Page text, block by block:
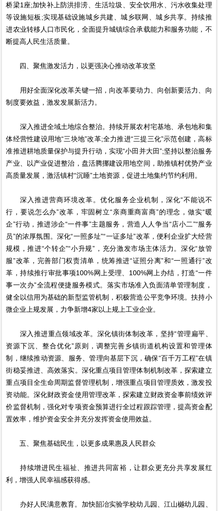
桥梁1座;加快补上防洪排涝、生活垃圾、安全饮用水、污水收集处理
等设施短板;实现基础设施城乡共建、城乡联网、城乡共享。持续推
进农业转移人口市民化，全面提升城镇综合承载能力和服务功能，不
断提高人民生活质量。
四、聚焦激发活力，以更强决心推动改革攻坚
用好全面深化改革关键一招，向改革要动力、向创新要活力、向
制度要效益，激发发展新活力。
深入推进全域土地综合整治。持续开展农村宅基地、承包地和集
体经营性建设用地“三块地”改革;全力推进“三提三化”示范创建，高标
准推进耕地质量保护与提升行动，实现“小田并大田”;坚持以整治服务
产业、以产业促进整治，盘活腾挪建设用地空间，助推镇村优势产业
高质量发展，激活镇村“沉睡”土地资源，促进土地集约节约利用。
深入推进营商环境改革。优化服务企业机制，深化“不能说不
行，要说怎么办”改革，牢固树立“亲商重商富商”的理念，做实“暖
企”行动，推进涉企“一件事”主题服务，营造人人争当“店小二”“服务
员”的浓厚氛围。深化“一照多址”“一证多址”改革，便利企业扩大经营
规模，推进“个转企”“小升规”，充分激发市场主体活力。深化“放管
服”改革，完善部门权责清单，统筹推进“证照分离”和“一照通行”改
革，持续推行审批事项100%网上受理、100%网上办结，打造“一件
事一次办”全流程便捷服务模式。落实市场准入负面清单管理制度，
健全以信用为基础的新型监管机制，积极营造公平竞争环境。扶持小
微企业上规发展，力争新增4家以上规上工业企业。
深入推进重点领域改革。深化镇街体制改革，坚持“管理扁平、
资源下沉、整合优化”原则，调整完善乡镇街道机构设置和管理体
制，继续推动资源、服务、管理向基层下沉，确保“百千万工程”在镇
街稳妥推进、高效落实。深化重点项目管理体制机制改革，探索建立
重点项目全生命周期监督管理机制，增强重点项目管理质效，激发投
资动能。深化财政资金使用管理改革，探索建立财政资金事前绩效评
价监督机制，强化对专项资金预算进行全过程跟踪管理，提高资金配
置效率，维护资金安全并充分发挥资金使用效益。
五、聚焦基础民生，以更多成果惠及人民群众
持续增进民生福祉、推进共同富裕，让群众更充分共享发展红
利，增强人民幸福感获得感。
办好人民满意教育。加快韶冶实验学校幼儿园、江山樾幼儿园、